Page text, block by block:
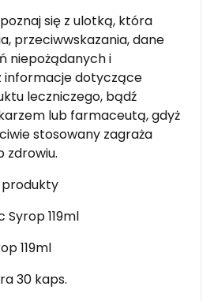
się z ulotką, która
przeciwwskazania, dane
niepożądanych i
informacje dotyczące
leczniczego, bądź
lub farmaceutą, gdyż
stosowany zagraża
zdrowiu.
produkty
Syrop 119ml
119ml
30 kaps.